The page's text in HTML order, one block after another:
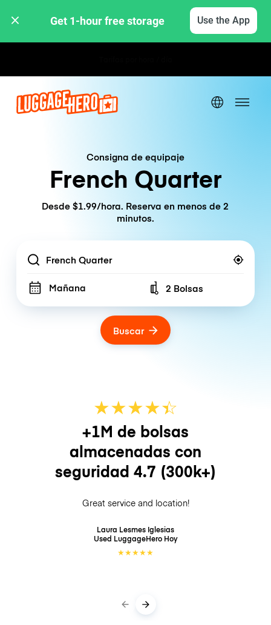
Get 1-hour free storage Use the App
Consigna de equipaje
French Quarter
Desde $1.99/hora. Reserva en menos de 2
minutos.
Location
Mañana Number of bags
2 Bolsas
Buscar
★★★★☆
★
+1M de bolsas
almacenadas con
seguridad 4.7 (300k+)
Great service and location!
Laura Lesmes Iglesias
Used LuggageHero Hoy
★★★★★